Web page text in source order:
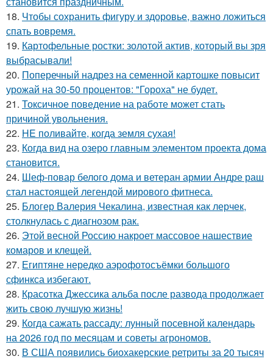
18. Чтобы сохранить фигуру и здоровье, важно ложиться
спать вовремя.
19. Картофельные ростки: золотой актив, который вы зря
выбрасывали!
20. Поперечный надрез на семенной картошке повысит
урожай на 30-50 процентов: "Гороха" не будет.
21. Токсичное поведение на работе может стать
причиной увольнения.
22. HE поливайте, когда земля сухая!
23. Когда вид на озеро главным элементом проекта дома
становится.
24. Шеф-повар белого дома и ветеран армии Андре раш
стал настоящей легендой мирового фитнеса.
25. Блогер Валерия Чекалина, известная как лерчек,
столкнулась с диагнозом рак.
26. Этой весной Россию накроет массовое нашествие
комаров и клещей.
27. Египтяне нередко аэрофотосъёмки большого
сфинкса избегают.
28. Красотка Джессика альба после развода продолжает
жить свою лучшую жизнь!
29. Когда сажать рассаду: лунный посевной календарь
на 2026 год по месяцам и советы агрономов.
30. В США появились биохакерские ретриты за 20 тысяч